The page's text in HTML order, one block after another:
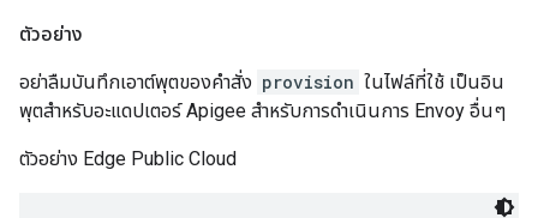
ตัวอย่าง
อย่าลืมบันทึกเอาต์พุตของคำสั่ง provision ในไฟล์ที่ใช้ เป็นอิน
พุตสำหรับอะแดปเตอร์ Apigee สำหรับการดำเนินการ Envoy อื่นๆ
ตัวอย่าง Edge Public Cloud